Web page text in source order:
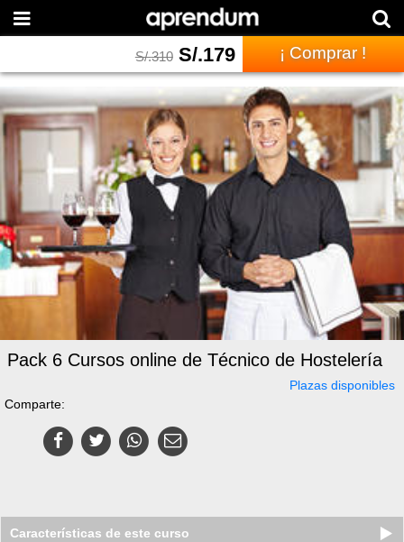
S/.310 S/.179 ¡ Comprar !
Pack 6 Cursos online de Técnico de Hostelería
Plazas disponibles
Comparte:
Características de este curso